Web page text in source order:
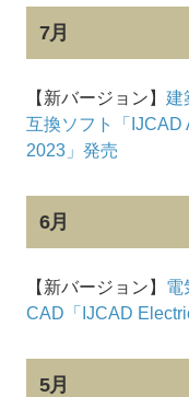
7月
【新バージョン】 建
互換ソフト「IJCAD
2023」発売
6月
【新バージョン】 電
CAD「IJCAD
5月